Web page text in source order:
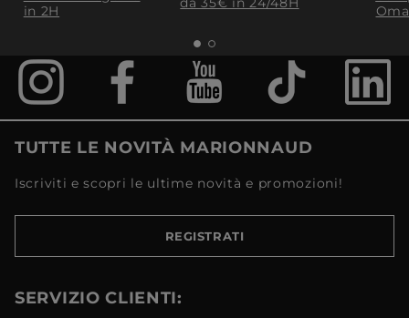
in 2H
TUTTE LE NOVITÀ MARIONNAUD
Iscriviti e scopri le ultime novità e promozioni!
REGISTRATI
SERVIZIO CLIENTI: